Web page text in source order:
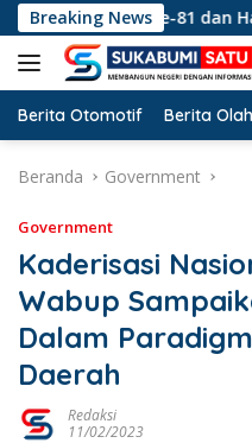
Langsung
ke
konten
Breaking News
HUT RI ke-81 dan Hari ASI
Berita Otomotif Berita
Beranda Government
Government
Kaderisasi
Wabup
Dalam
Daerah
Redaksi
11/02/2023